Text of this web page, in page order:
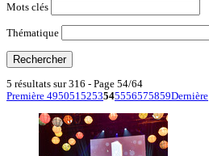
Mots clés
Thématique
5 résultats sur 316 - Page 54/64
Première 4950515253545556575859Dernière